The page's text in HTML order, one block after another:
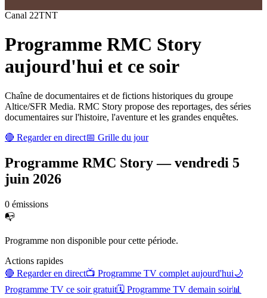
Canal 22TNT
Programme RMC Story
aujourd'hui et ce soir
Chaîne de documentaires et de fictions historiques du groupe
Altice/SFR Media. RMC Story propose des reportages, des séries
documentaires sur l'histoire, l'aventure et les grandes enquêtes.
🔴 Regarder en direct📅 Grille du jour
Programme RMC Story—vendredi 5
juin 2026
0 émissions
📭
Programme non disponible pour cette période.
Actions rapides
🔴 Regarder en direct📺 Programme TV complet aujourd'hui🌙
Programme TV ce soir gratuit🗓 Programme TV demain soir📊